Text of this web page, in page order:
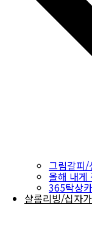
그림갈피/
올해 내게
365탁상
샬롬리빙/십자가